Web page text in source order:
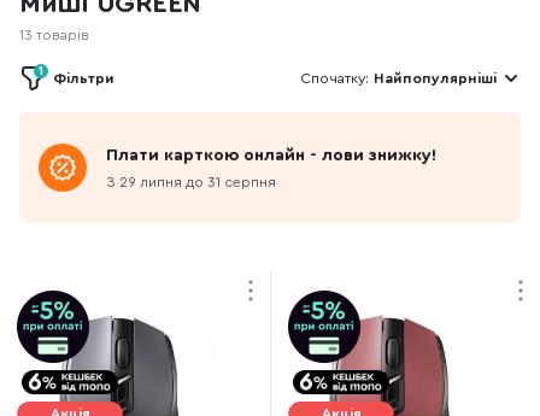
Плати карткою онлайн - лови знижку!
З 29 липня до 31 серпня
13 товарів
Фільтри
1 Спочатку: Найпопулярніші